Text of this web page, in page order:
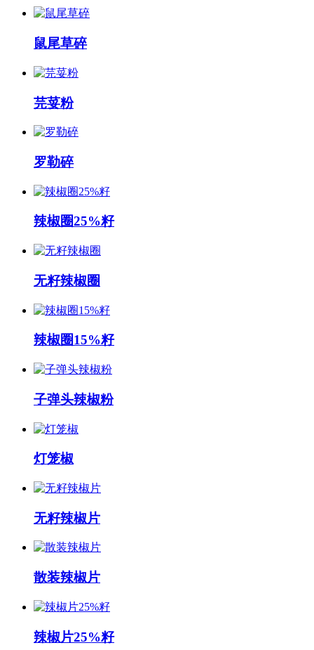
鼠尾草碎
芫荽粉
罗勒碎
辣椒圈25%籽
无籽辣椒圈
辣椒圈15%籽
子弹头辣椒粉
灯笼椒
无籽辣椒片
散装辣椒片
辣椒片25%籽